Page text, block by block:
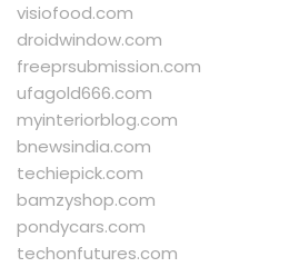
visiofood.com
droidwindow.com
freeprsubmission.com
ufagold666.com
myinteriorblog.com
bnewsindia.com
techiepick.com
bamzyshop.com
pondycars.com
techonfutures.com